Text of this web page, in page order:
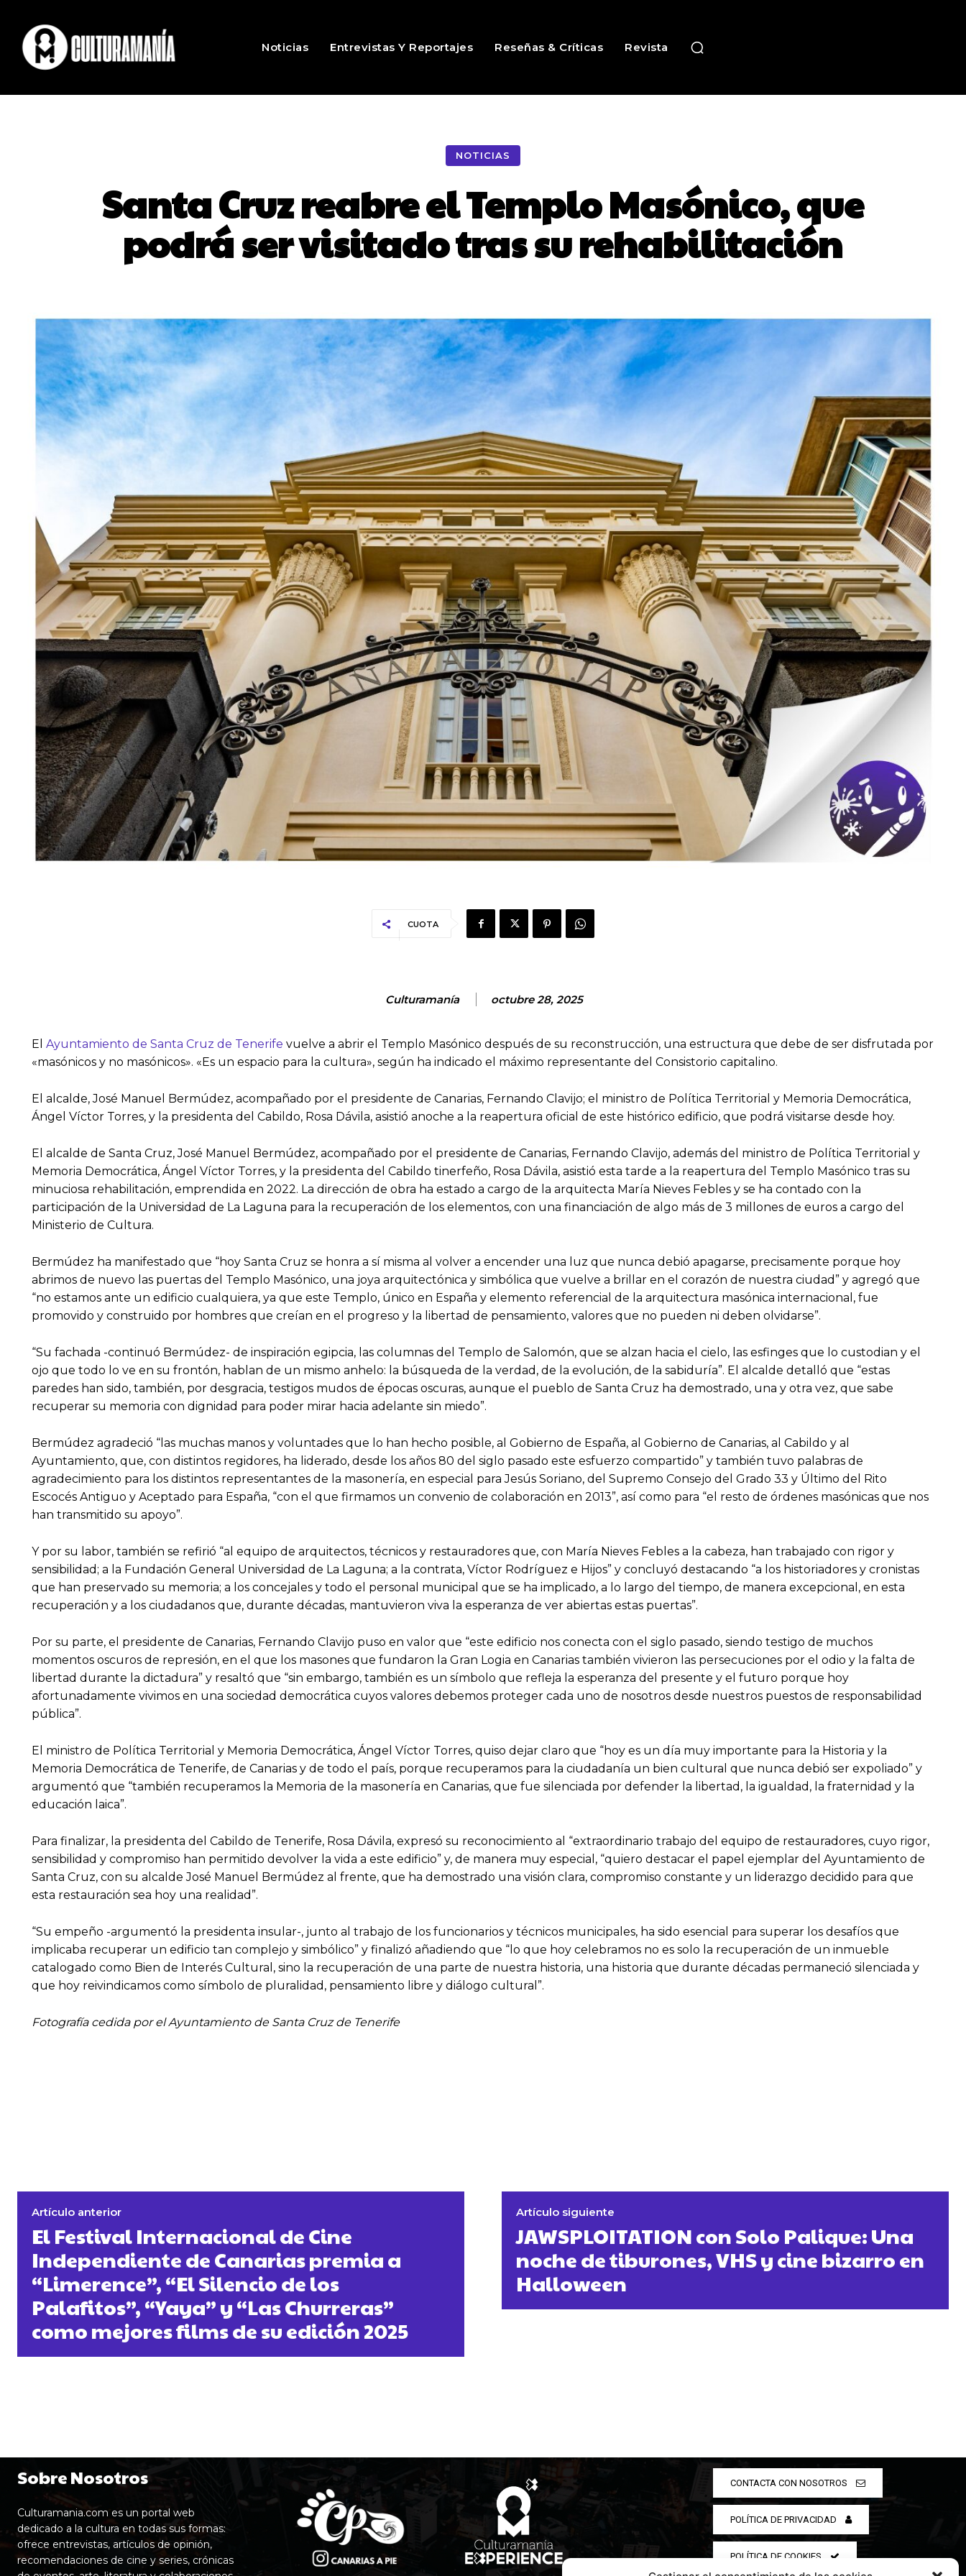
Noticias Entrevistas Y Reportajes Reseñas & Críticas Revista
NOTICIAS
Santa Cruz reabre el Templo Masónico, que
podrá ser visitado tras su rehabilitación
CUOTA
Culturamanía octubre 28, 2025
El Ayuntamiento de Santa Cruz de Tenerife vuelve a abrir el Templo Masónico después de su reconstrucción, una estructura que debe de ser disfrutada por
«masónicos y no masónicos». «Es un espacio para la cultura», según ha indicado el máximo representante del Consistorio capitalino.
El alcalde, José Manuel Bermúdez, acompañado por el presidente de Canarias, Fernando Clavijo; el ministro de Política Territorial y Memoria Democrática,
Ángel Víctor Torres, y la presidenta del Cabildo, Rosa Dávila, asistió anoche a la reapertura oficial de este histórico edificio, que podrá visitarse desde hoy.
El alcalde de Santa Cruz, José Manuel Bermúdez, acompañado por el presidente de Canarias, Fernando Clavijo, además del ministro de Política Territorial y
Memoria Democrática, Ángel Víctor Torres, y la presidenta del Cabildo tinerfeño, Rosa Dávila, asistió esta tarde a la reapertura del Templo Masónico tras su
minuciosa rehabilitación, emprendida en 2022. La dirección de obra ha estado a cargo de la arquitecta María Nieves Febles y se ha contado con la
participación de la Universidad de La Laguna para la recuperación de los elementos, con una financiación de algo más de 3 millones de euros a cargo del
Ministerio de Cultura.
Bermúdez ha manifestado que “hoy Santa Cruz se honra a sí misma al volver a encender una luz que nunca debió apagarse, precisamente porque hoy
abrimos de nuevo las puertas del Templo Masónico, una joya arquitectónica y simbólica que vuelve a brillar en el corazón de nuestra ciudad” y agregó que
“no estamos ante un edificio cualquiera, ya que este Templo, único en España y elemento referencial de la arquitectura masónica internacional, fue
promovido y construido por hombres que creían en el progreso y la libertad de pensamiento, valores que no pueden ni deben olvidarse”.
“Su fachada -continuó Bermúdez- de inspiración egipcia, las columnas del Templo de Salomón, que se alzan hacia el cielo, las esfinges que lo custodian y el
ojo que todo lo ve en su frontón, hablan de un mismo anhelo: la búsqueda de la verdad, de la evolución, de la sabiduría”. El alcalde detalló que “estas
paredes han sido, también, por desgracia, testigos mudos de épocas oscuras, aunque el pueblo de Santa Cruz ha demostrado, una y otra vez, que sabe
recuperar su memoria con dignidad para poder mirar hacia adelante sin miedo”.
Bermúdez agradeció “las muchas manos y voluntades que lo han hecho posible, al Gobierno de España, al Gobierno de Canarias, al Cabildo y al
Ayuntamiento, que, con distintos regidores, ha liderado, desde los años 80 del siglo pasado este esfuerzo compartido” y también tuvo palabras de
agradecimiento para los distintos representantes de la masonería, en especial para Jesús Soriano, del Supremo Consejo del Grado 33 y Último del Rito
Escocés Antiguo y Aceptado para España, “con el que firmamos un convenio de colaboración en 2013”, así como para “el resto de órdenes masónicas que nos
han transmitido su apoyo”.
Y por su labor, también se refirió “al equipo de arquitectos, técnicos y restauradores que, con María Nieves Febles a la cabeza, han trabajado con rigor y
sensibilidad; a la Fundación General Universidad de La Laguna; a la contrata, Víctor Rodríguez e Hijos” y concluyó destacando “a los historiadores y cronistas
que han preservado su memoria; a los concejales y todo el personal municipal que se ha implicado, a lo largo del tiempo, de manera excepcional, en esta
recuperación y a los ciudadanos que, durante décadas, mantuvieron viva la esperanza de ver abiertas estas puertas”.
Por su parte, el presidente de Canarias, Fernando Clavijo puso en valor que “este edificio nos conecta con el siglo pasado, siendo testigo de muchos
momentos oscuros de represión, en el que los masones que fundaron la Gran Logia en Canarias también vivieron las persecuciones por el odio y la falta de
libertad durante la dictadura” y resaltó que “sin embargo, también es un símbolo que refleja la esperanza del presente y el futuro porque hoy
afortunadamente vivimos en una sociedad democrática cuyos valores debemos proteger cada uno de nosotros desde nuestros puestos de responsabilidad
pública”.
El ministro de Política Territorial y Memoria Democrática, Ángel Víctor Torres, quiso dejar claro que “hoy es un día muy importante para la Historia y la
Memoria Democrática de Tenerife, de Canarias y de todo el país, porque recuperamos para la ciudadanía un bien cultural que nunca debió ser expoliado” y
argumentó que “también recuperamos la Memoria de la masonería en Canarias, que fue silenciada por defender la libertad, la igualdad, la fraternidad y la
educación laica”.
Para finalizar, la presidenta del Cabildo de Tenerife, Rosa Dávila, expresó su reconocimiento al “extraordinario trabajo del equipo de restauradores, cuyo rigor,
sensibilidad y compromiso han permitido devolver la vida a este edificio” y, de manera muy especial, “quiero destacar el papel ejemplar del Ayuntamiento de
Santa Cruz, con su alcalde José Manuel Bermúdez al frente, que ha demostrado una visión clara, compromiso constante y un liderazgo decidido para que
esta restauración sea hoy una realidad”.
“Su empeño -argumentó la presidenta insular-, junto al trabajo de los funcionarios y técnicos municipales, ha sido esencial para superar los desafíos que
implicaba recuperar un edificio tan complejo y simbólico” y finalizó añadiendo que “lo que hoy celebramos no es solo la recuperación de un inmueble
catalogado como Bien de Interés Cultural, sino la recuperación de una parte de nuestra historia, una historia que durante décadas permaneció silenciada y
que hoy reivindicamos como símbolo de pluralidad, pensamiento libre y diálogo cultural”.
Fotografía cedida por el Ayuntamiento de Santa Cruz de Tenerife
Artículo anterior
El Festival Internacional de Cine
Independiente de Canarias premia a
“Limerence”, “El Silencio de los
Palafitos”, “Yaya” y “Las Churreras”
como mejores films de su edición 2025
Artículo siguiente
JAWSPLOITATION con Solo Palique: Una
noche de tiburones, VHS y cine bizarro en
Halloween
Sobre Nosotros
Culturamania.com es un portal web
dedicado a la cultura en todas sus formas:
ofrece entrevistas, artículos de opinión,
recomendaciones de cine y series, crónicas
CONTACTA CON NOSOTROS
POLÍTICA DE PRIVACIDAD
POLÍTICA DE COOKIES